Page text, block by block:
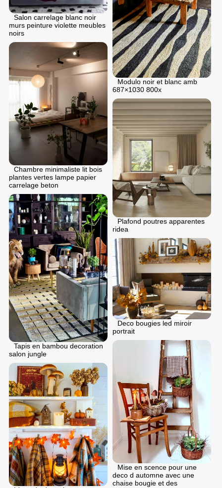
Salon carrelage blanc noir
murs peinture violette meubles
noirs
Modulo noir et blanc amb
687×1030 800x
Chambre minimaliste lit bois
plantes vertes lampe papier
carrelage beton
Plafond poutres apparentes
ridea
Tapis en bambou decoration
salon jungle
Deco bougies led miroir
portrait
Mise en scence pour une
deco d automne avec une
chaise bougie et des